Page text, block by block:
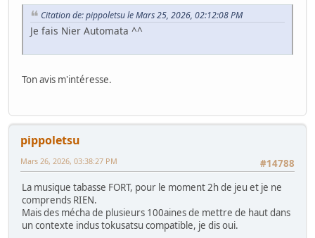
Citation de: pippoletsu le Mars 25, 2026, 02:12:08 PM
Je fais Nier Automata ^^
Ton avis m'intéresse.
pippoletsu
#14788
Mars 26, 2026, 03:38:27 PM
La musique tabasse FORT, pour le moment 2h de jeu et je ne
comprends RIEN.
Mais des mécha de plusieurs 100aines de mettre de haut dans
un contexte indus tokusatsu compatible, je dis oui.